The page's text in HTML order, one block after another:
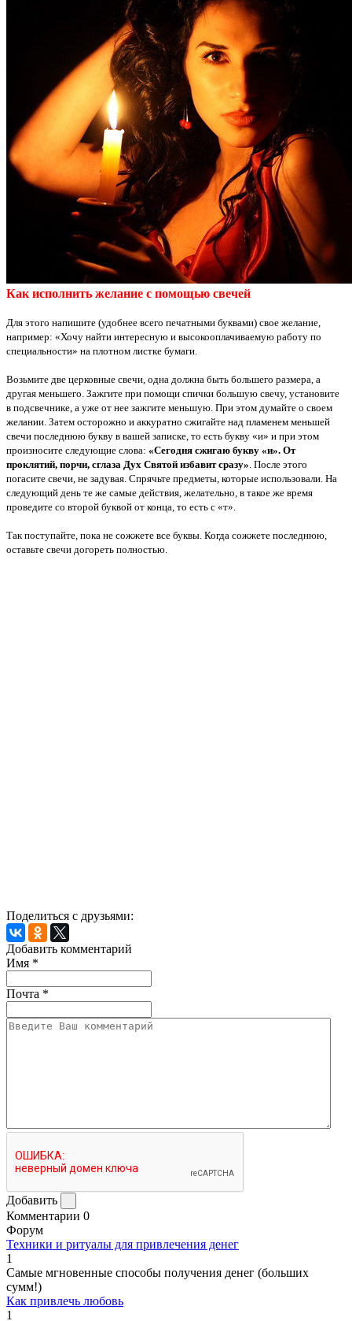
Как исполнить желание с помощью свечей
Для этого напишите (удобнее всего печатными буквами) свое желание,
например: «Хочу найти интересную и высокооплачиваемую работу по
специальности» на плотном листке бумаги.
Возьмите две церковные свечи, одна должна быть большего размера, а
другая меньшего. Зажгите при помощи спички большую свечу, установите
в подсвечнике, а уже от нее зажгите меньшую. При этом думайте о своем
желании. Затем осторожно и аккуратно сжигайте над пламенем меньшей
свечи последнюю букву в вашей записке, то есть букву «и» и при этом
произносите следующие слова: «Сегодня сжигаю букву «и». От
проклятий, порчи, сглаза Дух Святой избавит сразу» . После этого
погасите свечи, не задувая. Спрячьте предметы, которые использовали. На
следующий день те же самые действия, желательно, в такое же время
проведите со второй буквой от конца, то есть с «т».
Так поступайте, пока не сожжете все буквы. Когда сожжете последнюю,
оставьте свечи догореть полностью.
Поделиться с друзьями:
Добавить комментарий
Имя *
Почта *
Добавить
Комментарии 0
Форум
Техники и ритуалы для привлечения денег
1
Самые мгновенные способы получения денег (больших
сумм!)
Как привлечь любовь
1